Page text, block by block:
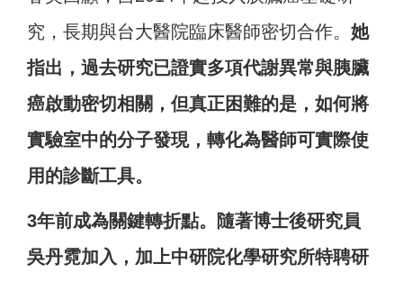
究，長期與台大醫院臨床醫師密切合作。 她
指出，過去研究已證實多項代謝異常與胰臟
癌啟動密切相關，但真正困難的是，如何將
實驗室中的分子發現，轉化為醫師可實際使
用的診斷工具。
3年前成為關鍵轉折點。隨著博士後研究員
吳丹霓加入，加上中研院化學研究所特聘研